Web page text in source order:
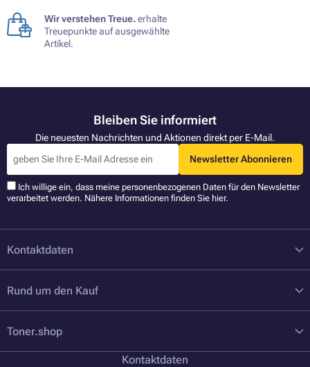
Wir verstehen Treue.erhalte
Treuepunkte auf ausgewählte
Artikel.
Bleiben Sie informiert
Die neuesten Nachrichten und Aktionen direkt per E-Mail.
Newsletter Abonnieren
Ich willige ein, dass meine personenbezogenen Daten für den Newsletter
verarbeitet werden. Nähere Informationen finden Sie hier.
Kontaktdaten
Rund um den Kauf
Toner.shop
Kontaktdaten